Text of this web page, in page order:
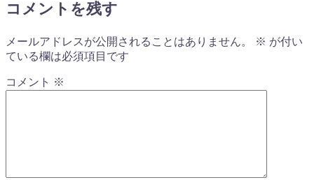
コメントを残す
メールアドレスが公開されることはありません。 ※ が付い
ている欄は必須項目です
コメント ※